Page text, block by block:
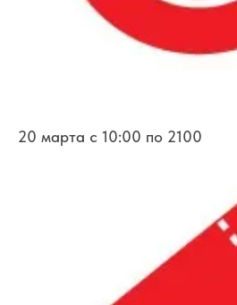
20 марта с 10:00 по 2100